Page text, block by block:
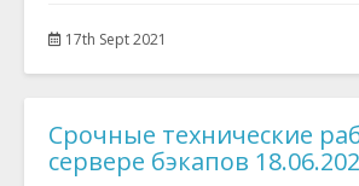
17th Sept 2021
Срочные технические
сервере бэкапов